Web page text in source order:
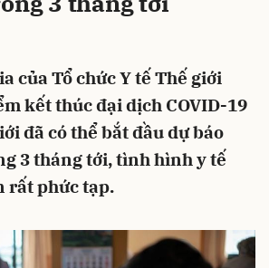
của Tổ chức Y tế Thế giới
kết thúc đại dịch COVID-19
đã có thể bắt đầu dự báo
3 tháng tới, tình hình y tế
rất phức tạp.
Hủy Gửi